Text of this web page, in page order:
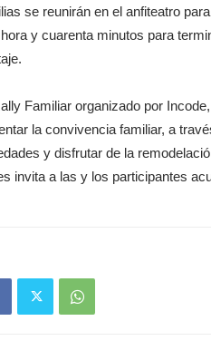
se reunirán en el anfiteatro
y cuarenta minutos para
Familiar organizado por
la convivencia familiar, a
y disfrutar de la
invita a las y los participantes